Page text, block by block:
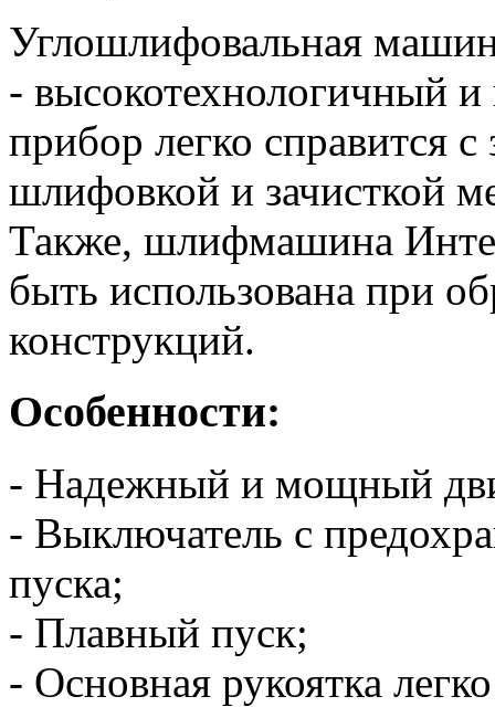
Углошлифовальная
- высокотехнологичный
прибор легко справится с
шлифовкой и зачисткой
Также, шлифмашина
быть использована при
конструкций.
Особенности:
- Надежный и мощный
- Выключатель с
пуска;
- Плавный пуск;
- Основная рукоятка